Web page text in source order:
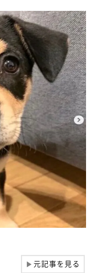
▶元記事を見る